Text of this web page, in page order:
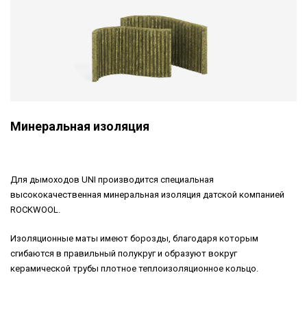
Минеральная изоляция
Для дымоходов UNI производится специальная
высококачественная минеральная изоляция датской компанией
ROCKWOOL.
Изоляционные маты имеют борозды, благодаря которым
сгибаются в правильный полукруг и образуют вокруг
керамической трубы плотное теплоизоляционное кольцо.